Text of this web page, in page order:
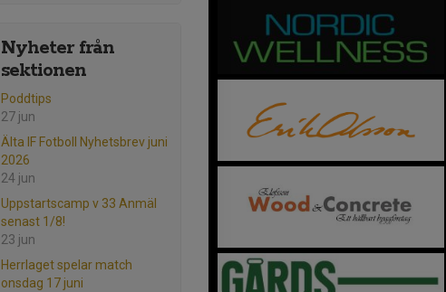
Nyheter från
sektionen
Poddtips
27 jun
Älta IF Fotboll Nyhetsbrev juni
2026
24 jun
Uppstartscamp v 33 Anmäl
senast 1/8!
23 jun
Herrlaget spelar match
onsdag 17 juni